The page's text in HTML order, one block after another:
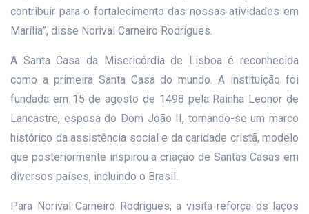
contribuir para o fortalecimento das nossas atividades em
Marília”, disse Norival Carneiro Rodrigues.
A Santa Casa da Misericórdia de Lisboa é reconhecida
como a primeira Santa Casa do mundo. A instituição foi
fundada em 15 de agosto de 1498 pela Rainha Leonor de
Lancastre, esposa do Dom João II, tornando-se um marco
histórico da assistência social e da caridade cristã, modelo
que posteriormente inspirou a criação de Santas Casas em
diversos países, incluindo o Brasil.
Para Norival Carneiro Rodrigues, a visita reforça os laços